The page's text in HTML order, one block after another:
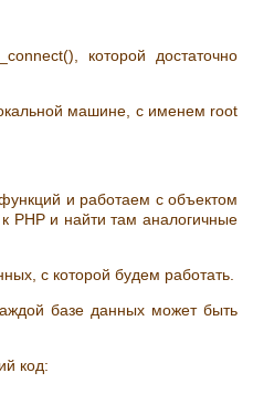
которой достаточно
машине, с именем root
и работаем с объектом
PHP и найти там аналогичные
с которой будем работать.
базе данных может быть
код: